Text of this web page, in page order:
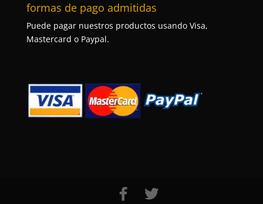
formas de pago admitidas
Puede pagar nuestros productos usando Visa,
Mastercard o Paypal.